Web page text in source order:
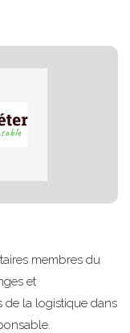
membres du
et
de la logistique dans